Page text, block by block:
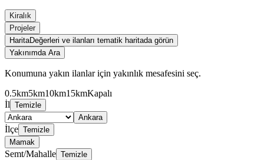
Kiralık
Projeler
HaritaDeğerleri ve ilanları tematik haritada görün
Yakınımda Ara
Konumuna yakın ilanlar için yakınlık mesafesini seç.
0.5km5km10km15kmKapalı
İl Temizle
Ankara
İlçe Temizle
Mamak
Semt/Mahalle Temizle